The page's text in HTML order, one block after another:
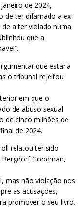
de 2024,
de ter difamado a ex-
a ter violado numa
que a
que estaria
o tribunal rejeitou
em que o
de abuso sexual
de cinco milhões de
de 2024.
relatou ter sido
Goodman,
mas não violação nos
as acusações,
promover o seu livro.